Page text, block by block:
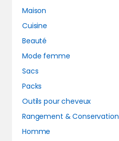
Maison
Cuisine
Beauté
Mode femme
Sacs
Packs
Outils pour cheveux
Rangement & Conservation
Homme